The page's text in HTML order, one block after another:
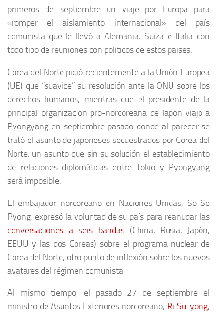
primeros de septiembre un viaje por Europa para
«romper el aislamiento internacional» del país
comunista que le llevó a Alemania, Suiza e Italia con
todo tipo de reuniones con políticos de estos países.
Corea del Norte pidió recientemente a la Unión Europea
(UE) que “suavice” su resolución ante la ONU sobre los
derechos humanos, mientras que el presidente de la
principal organización pro-norcoreana de Japón viajó a
Pyongyang en septiembre pasado donde al parecer se
trató el asunto de japoneses secuestrados por Corea del
Norte, un asunto que sin su solución el establecimiento
de relaciones diplomáticas entre Tokio y Pyongyang
será imposible.
El embajador norcoreano en Naciones Unidas, So Se
Pyong, expresó la voluntad de su país para reanudar las
conversaciones a seis bandas(China, Rusia, Japón,
EEUU y las dos Coreas) sobre el programa nuclear de
Corea del Norte, otro punto de inflexión sobre los nuevos
avatares del régimen comunista.
Al mismo tiempo, el pasado 27 de septiembre el
ministro de Asuntos Exteriores norcoreano, Ri Su-yong,